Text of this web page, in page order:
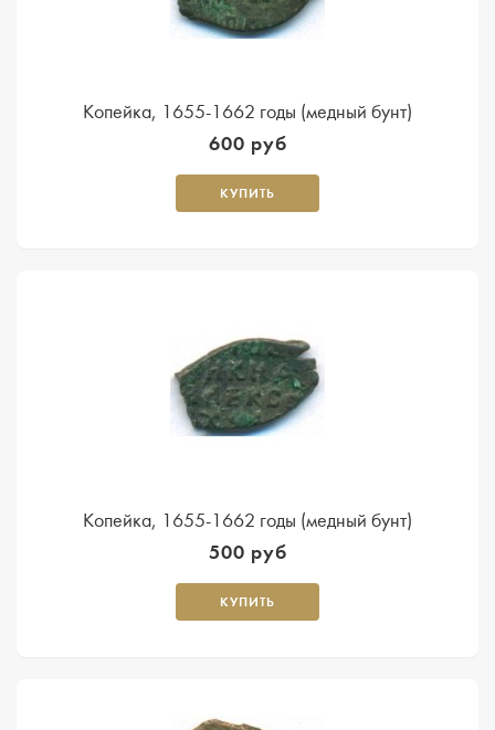
Копейка, 1655-1662 годы (медный бунт)
600 руб
КУПИТЬ
Копейка, 1655-1662 годы (медный бунт)
500 руб
КУПИТЬ